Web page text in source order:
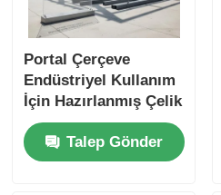
Portal Çerçeve
Endüstriyel Kullanım
İçin Hazırlanmış Çelik
Yapı İnşaatı
Talep Gönder